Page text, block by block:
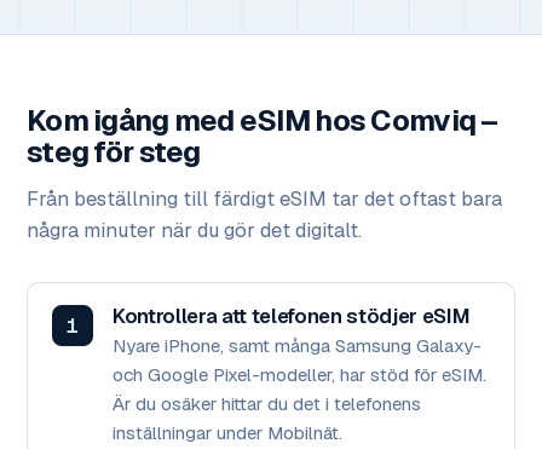
Kom igång med eSIM hos Comviq –
steg för steg
Från beställning till färdigt eSIM tar det oftast bara
några minuter när du gör det digitalt.
Kontrollera att telefonen stödjer eSIM
Nyare iPhone, samt många Samsung Galaxy-
och Google Pixel-modeller, har stöd för eSIM.
Är du osäker hittar du det i telefonens
inställningar under Mobilnät.